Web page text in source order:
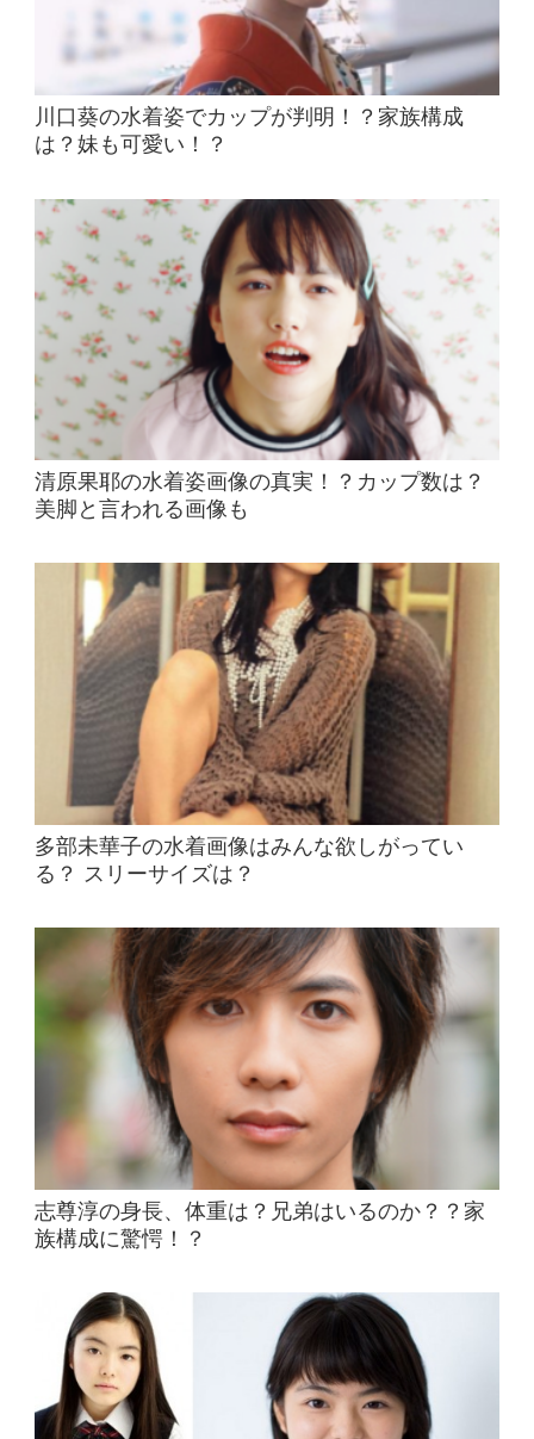
川口葵の水着姿でカップが判明！？家族構成
は？妹も可愛い！？
清原果耶の水着姿画像の真実！？カップ数は？
美脚と言われる画像も
多部未華子の水着画像はみんな欲しがってい
る？ スリーサイズは？
志尊淳の身長、体重は？兄弟はいるのか？？家
族構成に驚愕！？